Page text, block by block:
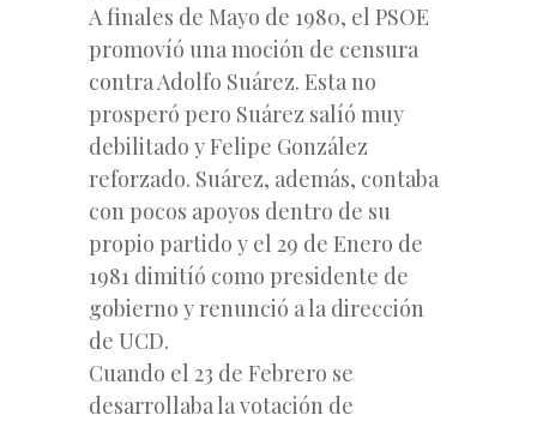
A finales de Mayo de 1980, el PSOE
promovíó una moción de censura
contra Adolfo Suárez. Esta no
prosperó pero Suárez salíó muy
debilitado y Felipe González
reforzado. Suárez, además, contaba
con pocos apoyos dentro de su
propio partido y el 29 de Enero de
1981 dimitíó como presidente de
gobierno y renunció a la dirección
de UCD.
Cuando el 23 de Febrero se
desarrollaba la votación de